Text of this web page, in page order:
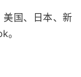
国、日本、新
。